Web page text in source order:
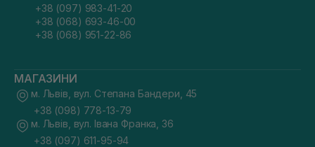
+38 (097) 983-41-20
+38 (068) 693-46-00
+38 (068) 951-22-86
МАГАЗИНИ
м. Львів, вул. Степана Бандери, 45
+38 (098) 778-13-79
м. Львів, вул. Івана Франка, 36
+38 (097) 611-95-94